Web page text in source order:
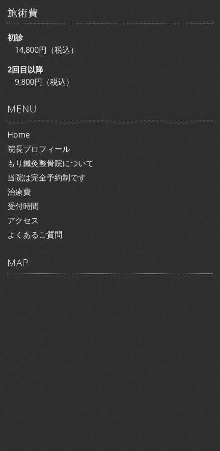
施術費
初診
14,800円（税込）
2回目以降
9,800円（税込）
MENU
Home
院長プロフィール
もり鍼灸整骨院について
当院は完全予約制です
治療費
受付時間
アクセス
よくあるご質問
MAP